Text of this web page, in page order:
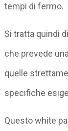
tempi di fermo.
Si tratta quindi
che prevede
quelle
specifiche
Questo white